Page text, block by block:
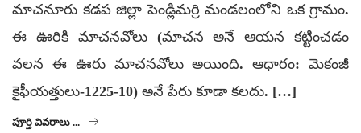
మాచనూరు కడప జిల్లా పెండ్లిమర్రి మండలంలోని ఒక గ్రామం.
ఈ ఊరికి మాచనవోలు (మాచన అనే ఆయన కట్టించడం
వలన ఈ ఊరు మాచనవోలు అయింది. ఆధారం: మెకంజీ
కైఫీయత్తులు-1225-10) అనే పేరు కూడా కలదు. […]
పూర్తి వివరాలు ...